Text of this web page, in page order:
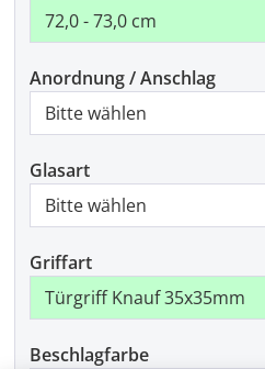
Anordnung / Anschlag
Glasart
Griffart
Beschlagfarbe